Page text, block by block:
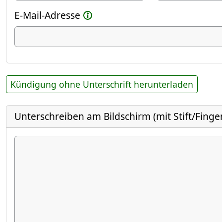
E-Mail-Adresse
Kündigung ohne Unterschrift herunterladen
Unterschreiben am Bildschirm (mit Stift/